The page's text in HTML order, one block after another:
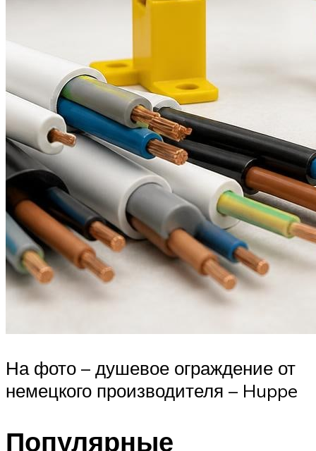
На фото – душевое ограждение от
немецкого производителя – Huppe
Популярные